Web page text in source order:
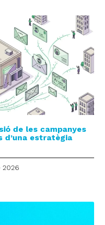
de les campanyes
d’una estratègia
2026